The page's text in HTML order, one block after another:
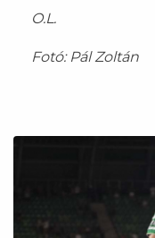
O.L.
Fotó: Pál Zoltán